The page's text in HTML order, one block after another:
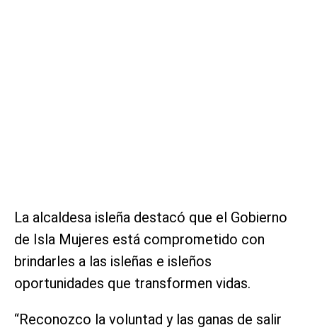
La alcaldesa isleña destacó que el Gobierno
de Isla Mujeres está comprometido con
brindarles a las isleñas e isleños
oportunidades que transformen vidas.
“Reconozco la voluntad y las ganas de salir